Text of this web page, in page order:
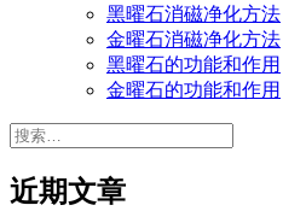
黑曜石消磁净化方法
金曜石消磁净化方法
黑曜石的功能和作用
金曜石的功能和作用
搜
近期文章